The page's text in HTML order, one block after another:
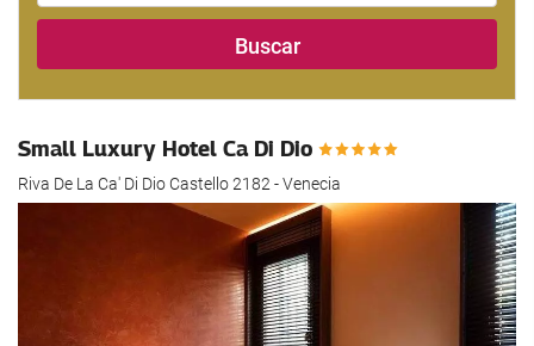
Buscar
Small Luxury Hotel Ca Di Dio
Riva De La Ca' Di Dio Castello 2182 - Venecia